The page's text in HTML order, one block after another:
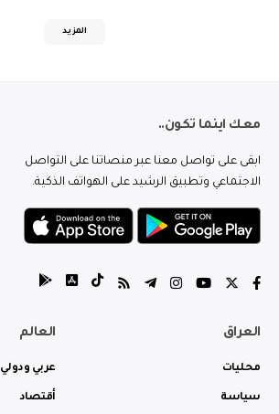
المزيد
معك اينما تكون..
ابقى على تواصل معنا عبر منصاتنا على التواصل
الاجتماعي وتطبيق الرشيد على الهواتف الذكية.
العراق
محليات
سياسة
العالم
عربي ودولي
أقتصاد